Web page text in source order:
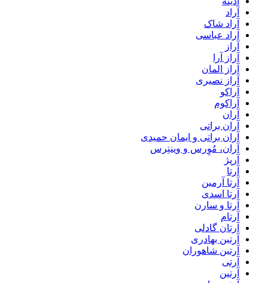
آراد
آراد شاک
آراد عباسی
آراز
آراز آرا
آراز المان
آراز نصیری
آراکو
آراکوم
آران
آران براتی
آران براتی و ایمان حمیدی
آران، مُوِرس و وینتِرس
آرپژ
آرتا
آرتا آرمین
آرتا اسدی
آرتا و سارن
آرتام
آرتان گادلی
آرتبن بهادری
آرتين شاهوران
آرتی
آرتین